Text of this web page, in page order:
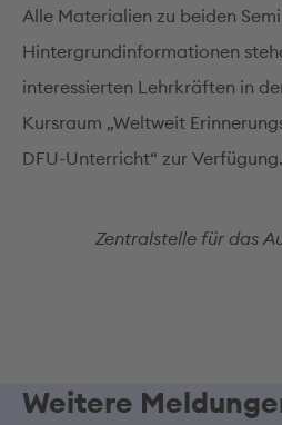
Alle Materialien zu beiden
Hintergrundinformationen
interessierten Lehrkräften in
Kursraum „Weltweit
DFU-Unterricht“ zur Verfügung.
Zentralstelle für das
Weitere